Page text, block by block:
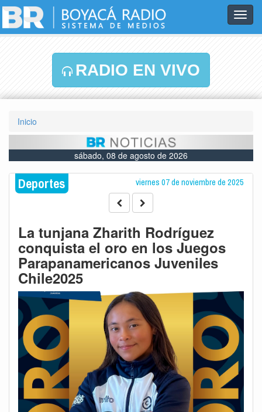
RADIO EN VIVO
Inicio
sábado, 08 de agosto de 2026
Deportes viernes 07 de noviembre de 2025
La tunjana Zharith Rodríguez
conquista el oro en los Juegos
Parapanamericanos Juveniles
Chile2025